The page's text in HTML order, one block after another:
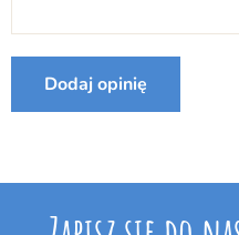
od dnia odebrania przesyłki.
Dodaj opinię